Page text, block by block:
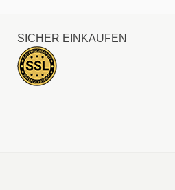
SICHER EINKAUFEN